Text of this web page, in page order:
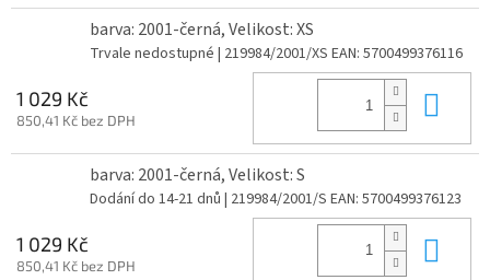
barva: 2001-černá, Velikost: XS
Trvale nedostupné | 219984/2001/XS EAN: 5700499376116
1 029 Kč
850,41 Kč bez DPH
barva: 2001-černá, Velikost: S
Dodání do 14-21 dnů | 219984/2001/S EAN: 5700499376123
1 029 Kč
850,41 Kč bez DPH